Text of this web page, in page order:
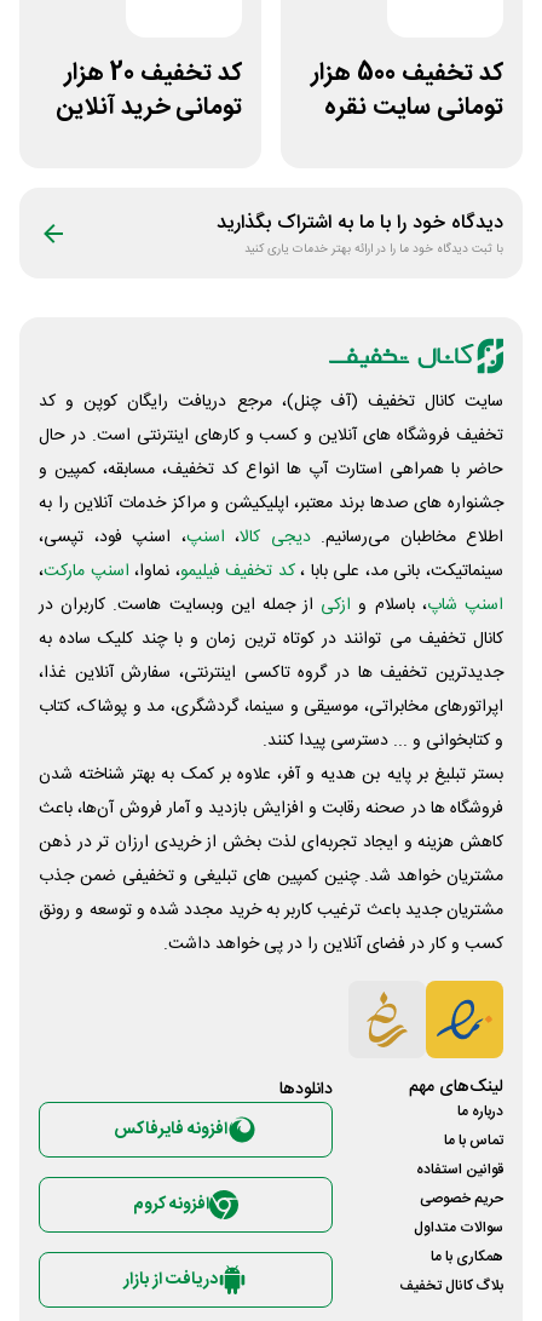
کد تخفیف 500 هزار
تومانی سایت نقره
کد تخفیف 20 هزار
تومانی خرید آنلاین
دیدگاه خود را با ما به اشتراک بگذارید
با ثبت دیدگاه خود ما را در ارائه بهتر خدمات یاری کنید
سایت کانال تخفیف (آف چنل)، مرجع دریافت رایگان کوپن و کد
تخفیف فروشگاه های آنلاین و کسب و‌ کارهای اینترنتی است. در حال
حاضر با همراهی استارت آپ ها انواع کد تخفیف، مسابقه، کمپین و
جشنواره های صدها برند معتبر، اپلیکیشن و مراکز خدمات آنلاین را به
اطلاع مخاطبان می‌رسانیم. دیجی کالا، اسنپ، اسنپ فود، تپسی،
سینماتیکت، بانی مد، علی‌ بابا ،کد تخفیف فیلیمو، نماوا، اسنپ مارکت،
اسنپ شاپ، باسلام و ازکی از جمله این وبسایت ‌هاست. کاربران در
کانال تخفیف می توانند در کوتاه ترین زمان و با چند کلیک ساده به
جدیدترین تخفیف ها در گروه تاکسی اینترنتی، سفارش آنلاین غذا،
اپراتورهای مخابراتی، موسیقی و سینما، گردشگری، مد و پوشاک، کتاب
و کتابخوانی و ... دسترسی پیدا کنند.
بستر تبلیغ بر پایه بن هدیه و آفر، علاوه بر کمک به بهتر شناخته شدن
فروشگاه ها در صحنه رقابت و افزایش بازدید و آمار فروش آن‌ها، باعث
کاهش هزینه و ایجاد تجربه‌ای لذت بخش از خریدی ارزان تر در ذهن
مشتریان خواهد شد. چنین کمپین های تبلیغی و تخفیفی ضمن جذب
مشتریان جدید باعث ترغیب کاربر به خرید مجدد شده و توسعه و رونق
کسب و کار در فضای آنلاین را در پی خواهد داشت.
لینک‌های مهم
درباره ما
تماس با ما
قوانین استفاده
حریم خصوصی
سوالات متداول
همکاری با ما
بلاگ کانال تخفیف
دانلود‌ها
افزونه فایرفاکس
افزونه کروم
دریافت از بازار